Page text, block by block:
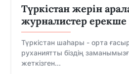
Түркістан жерін
журналистер
Түркістан шаһары - орта
руханиятты біздің
жеткізген...